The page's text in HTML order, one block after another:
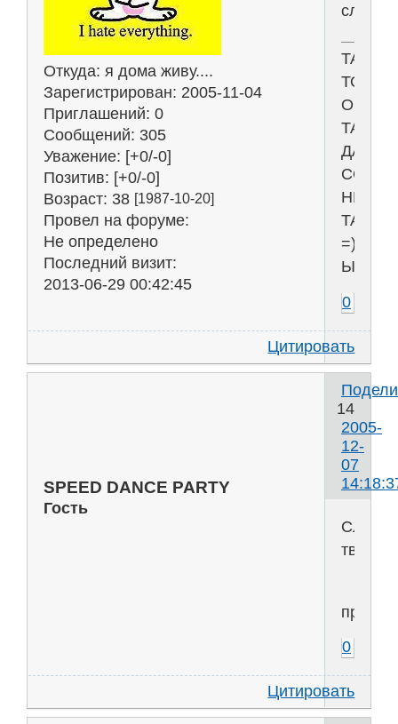
Откуда: я дома живу....
Зарегистрирован: 2005-11-04
Приглашений: 0
Сообщений: 305
Уважение: [+0/-0]
Позитив: [+0/-0]
Возраст: 38 [1987-10-20]
Провел на форуме:
Не определено
Последний визит:
2013-06-29 00:42:45
ТАК
ТО
ОНО
ТАК,
ДА
НЕ
ТАК
=)
ЫЫЫ
0
Цитировать
14
2005-
12-
07
SPEED DANCE PARTY
Гость
тварь
0
Цитировать